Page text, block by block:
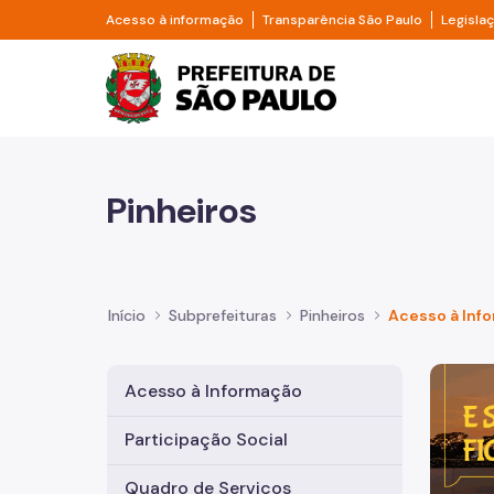
Pular para o Conteúdo principal
Acesso à informação Divisor de acesso à informação
Transparência São Paulo Divisor
Prefeitura de São
Pinheiros
Início Subprefeituras Pinheiros Acesso à
Acesso à Informação
Participação Social
Quadro de Serviços